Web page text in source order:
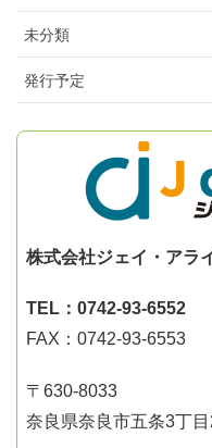
未分類
発行予定
株式会社ジェイ・アラ
TEL：0742-93-6552
FAX：0742-93-6553
〒630-8033
奈良県奈良市五条3丁